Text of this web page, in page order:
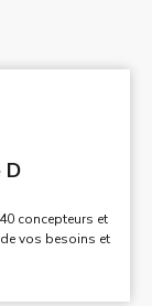
D
concepteurs et
vos besoins et